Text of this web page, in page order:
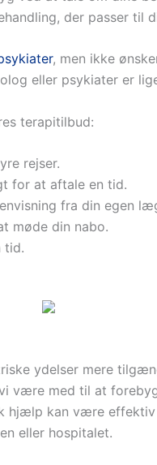
der passer
, men ikke
eller psykiater er
terapitilbud:
rejser.
for at aftale en tid.
fra din egen
møde din nabo.
tid.
ydelser mere
med til at
kan være
eller hospitalet.